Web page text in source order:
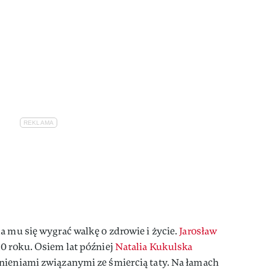
mu się wygrać walkę o zdrowie i życie. Jarosław
roku. Osiem lat późniejNatalia Kukulska
związanymi ze śmiercią taty. Na łamach